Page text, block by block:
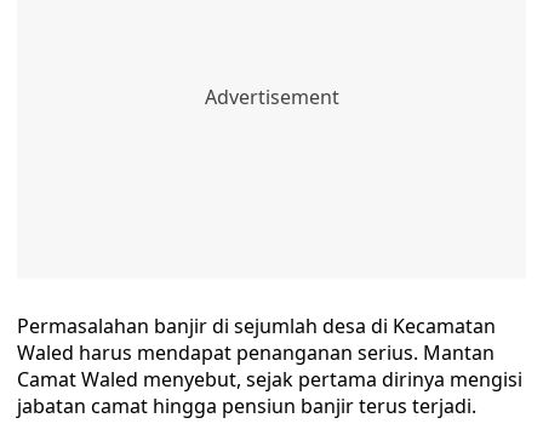
Permasalahan banjir di sejumlah desa di Kecamatan
Waled harus mendapat penanganan serius. Mantan
Camat Waled menyebut, sejak pertama dirinya mengisi
jabatan camat hingga pensiun banjir terus terjadi.